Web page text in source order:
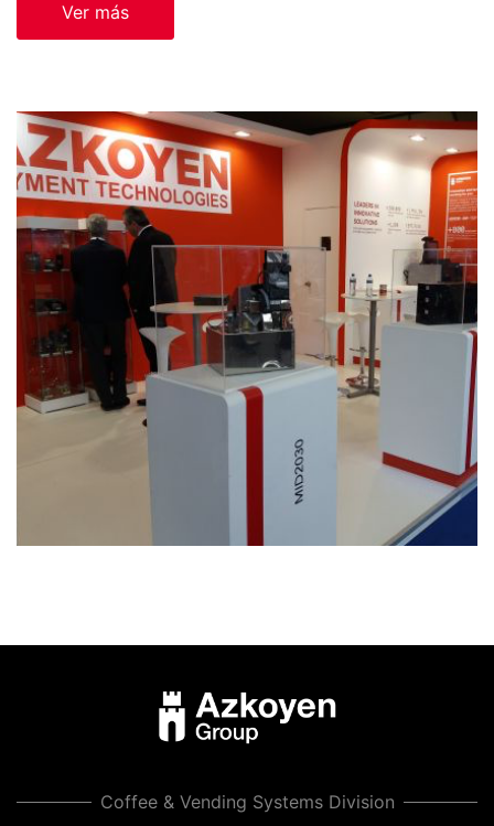
Ver más
Coffee & Vending Systems Division